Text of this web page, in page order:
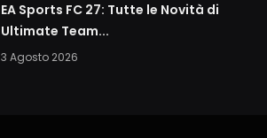
EA Sports FC 27: Tutte le Novità di
Ultimate Team...
3 Agosto 2026